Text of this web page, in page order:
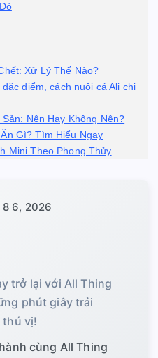
Xử Lý Thế Nào?
điểm, cách nuôi cá Ali chi
Nên Hay Không Nên?
Gì? Tìm Hiểu Ngay
Mini Theo Phong Thủy
8 6, 2026
trở lại với All Thing
phút giây trải
thú vị!
cùng All Thing